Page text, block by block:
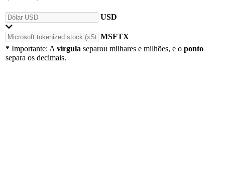
USD
MSFTX
* Importante: A vírgula separou milhares e milhões, e o ponto
separa os decimais.